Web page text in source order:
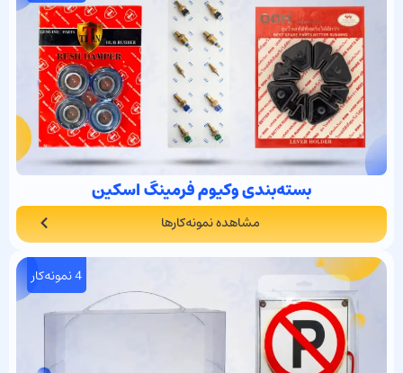
بسته‌بندی وکیوم فرمینگ اسکین
مشاهده نمونه‌کارها
4 نمونه‌کار